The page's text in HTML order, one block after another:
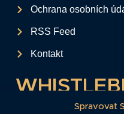
Spravovat
Ochrana osobních
RSS Feed
Kontakt
Tento formulář